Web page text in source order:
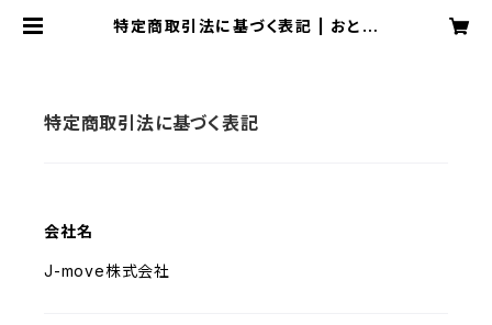
特定商取引法に基づく表記 | おとめ
特定商取引法に基づく表記
会社名
J-move株式会社